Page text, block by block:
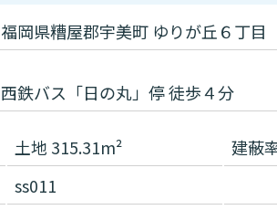
福岡県糟屋郡宇美町 ゆりが丘６丁
西鉄バス「日の丸」停 徒歩４分
土地 315.31m² 建蔽
ss011